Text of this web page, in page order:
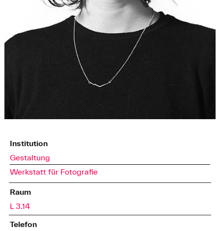
Institution
Gestaltung
Werkstatt für Fotografie
Raum
L 3.14
Telefon